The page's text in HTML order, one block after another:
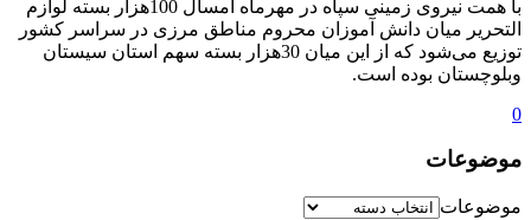
با همت نیروی زمینی سپاه در مهرماه امسال 100هزار بسته لوازم
التحریر میان دانش آموزان محروم مناطق مرزی در سراسر کشور
توزیع می‌شود که از این میان 30هزار بسته سهم استان سیستان
وبلوچستان بوده است.
0
موضوعات
موضوعات